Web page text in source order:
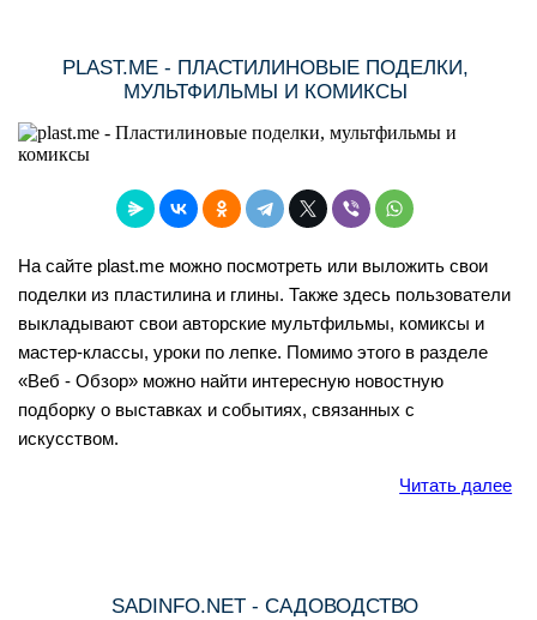
PLAST.ME - ПЛАСТИЛИНОВЫЕ ПОДЕЛКИ,
МУЛЬТФИЛЬМЫ И КОМИКСЫ
На сайте plast.me можно посмотреть или выложить свои
поделки из пластилина и глины. Также здесь пользователи
выкладывают свои авторские мультфильмы, комиксы и
мастер-классы, уроки по лепке. Помимо этого в разделе
«Веб - Обзор» можно найти интересную новостную
подборку о выставках и событиях, связанных с
искусством.
Читать далее
SADINFO.NET - САДОВОДСТВО